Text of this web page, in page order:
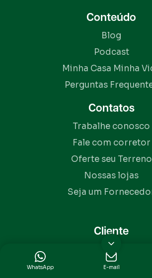
Conteúdo
Blog
Podcast
Minha Casa Minha
Perguntas
Contatos
Trabalhe conosco
Fale com corretor
Oferte seu Terreno
Nossas lojas
Seja um
Cliente
Boleto
WhatsApp E-mail